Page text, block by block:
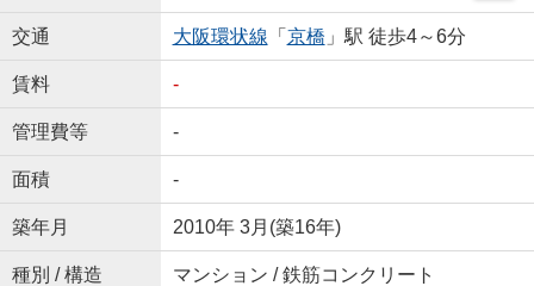
交通 大阪環状線 「 京橋 」駅 徒歩4～6分
賃料 -
管理費等 -
面積 -
築年月 2010年 3月(築16年)
種別 / 構造 マンション / 鉄筋コンクリート